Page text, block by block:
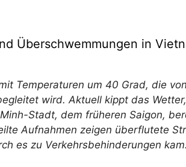
Überschwemmungen in
Temperaturen um 40 Grad, die
wird. Aktuell kippt das
Stadt, dem früheren Saigon,
Aufnahmen zeigen überflutete
es zu Verkehrsbehinderungen kam.